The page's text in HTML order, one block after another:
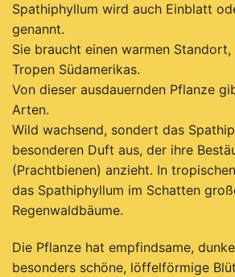
Spathiphyllum wird auch Einblatt
genannt.
Sie braucht einen warmen
Tropen Südamerikas.
Von dieser ausdauernden Pflanze
Arten.
Wild wachsend, sondert das
besonderen Duft aus, der ihre
(Prachtbienen) anzieht. In
das Spathiphyllum im Schatten
Regenwaldbäume.
Die Pflanze hat empfindsame,
besonders schöne, löffelförmige